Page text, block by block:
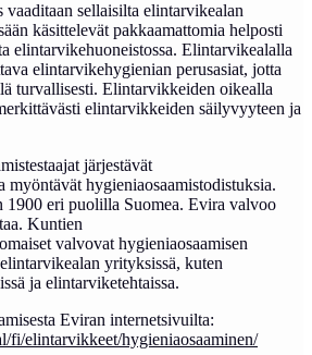
vaaditaan sellaisilta elintarvikealan
käsittelevät pakkaamattomia helposti
elintarvikehuoneistossa. Elintarvikealalla
elintarvikehygienian perusasiat, jotta
turvallisesti. Elintarvikkeiden oikealla
elintarvikkeiden säilyvyyteen ja
järjestävät
myöntävät hygieniaosaamistodistuksia.
1900 eri puolilla Suomea. Evira valvoo
Kuntien
valvovat hygieniaosaamisen
yrityksissä, kuten
ja elintarviketehtaissa.
Eviran internetsivuilta:
fi/elintarvikkeet/hygieniaosaaminen/